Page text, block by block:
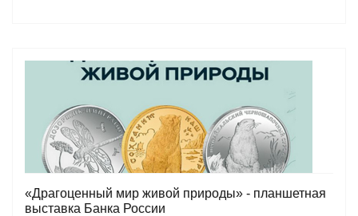
«Драгоценный мир живой природы» - планшетная
выставка Банка России